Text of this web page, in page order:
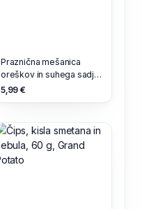
Praznična mešanica
oreškov in suhega sadja,
v čokoladi, 200 g,
5,99 €